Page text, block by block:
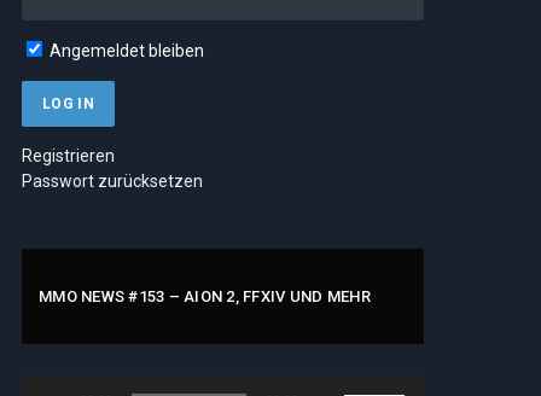
Angemeldet bleiben
Registrieren
Passwort zurücksetzen
MMO NEWS #153 – AION 2, FFXIV UND MEHR